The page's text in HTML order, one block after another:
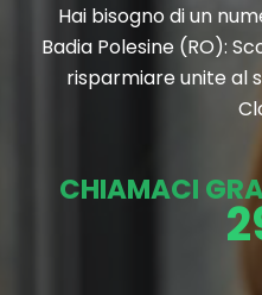
Hai bisogno di un
Badia Polesine (RO):
risparmiare unite al
CHIAMACI